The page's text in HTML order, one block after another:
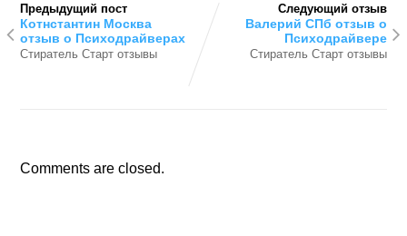
Предыдущий пост
Котнстантин Москва
отзыв о Психодрайверах
Стиратель Старт отзывы
Следующий отзыв
Валерий СПб отзыв о
Психодрайвере
Стиратель Старт отзывы
Comments are closed.